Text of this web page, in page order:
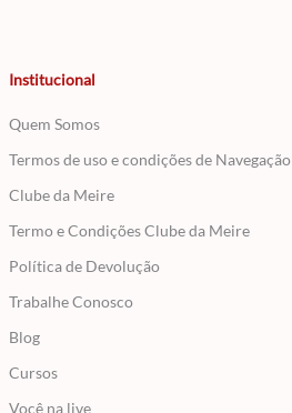
Institucional
Quem Somos
Termos de uso e condições de Navegação
Clube da Meire
Termo e Condições Clube da Meire
Política de Devolução
Trabalhe Conosco
Blog
Cursos
Você na live